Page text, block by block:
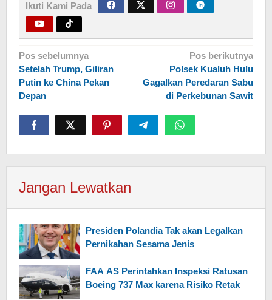
Ikuti Kami Pada
Navigasi
pos
Pos sebelumnya
Setelah Trump, Giliran
Putin ke China Pekan
Depan
Pos berikutnya
Polsek Kualuh Hulu
Gagalkan Peredaran Sabu
di Perkebunan Sawit
Jangan Lewatkan
Presiden Polandia Tak akan Legalkan
Pernikahan Sesama Jenis
FAA AS Perintahkan Inspeksi Ratusan
Boeing 737 Max karena Risiko Retak